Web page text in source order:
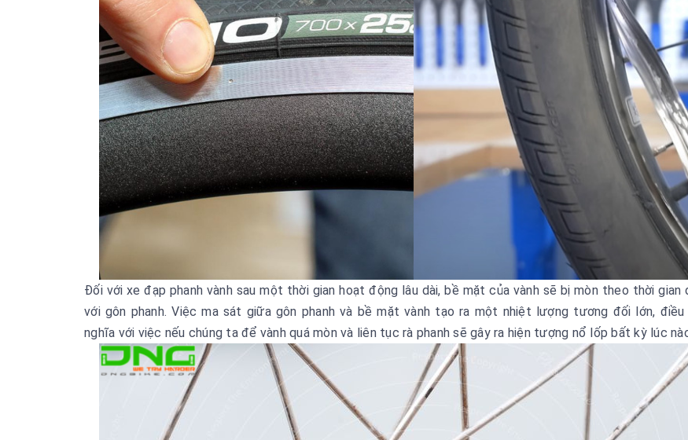
Đối với xe đạp phanh vành sau một thời gian hoạt động lâu dài, bề mặt của vành sẽ bị mòn theo thời gian
với gôn phanh. Việc ma sát giữa gôn phanh và bề mặt vành tạo ra một nhiệt lượng tương đối lớn, điều
nghĩa với việc nếu chúng ta để vành quá mòn và liên tục rà phanh sẽ gây ra hiện tượng nổ lốp bất kỳ lúc